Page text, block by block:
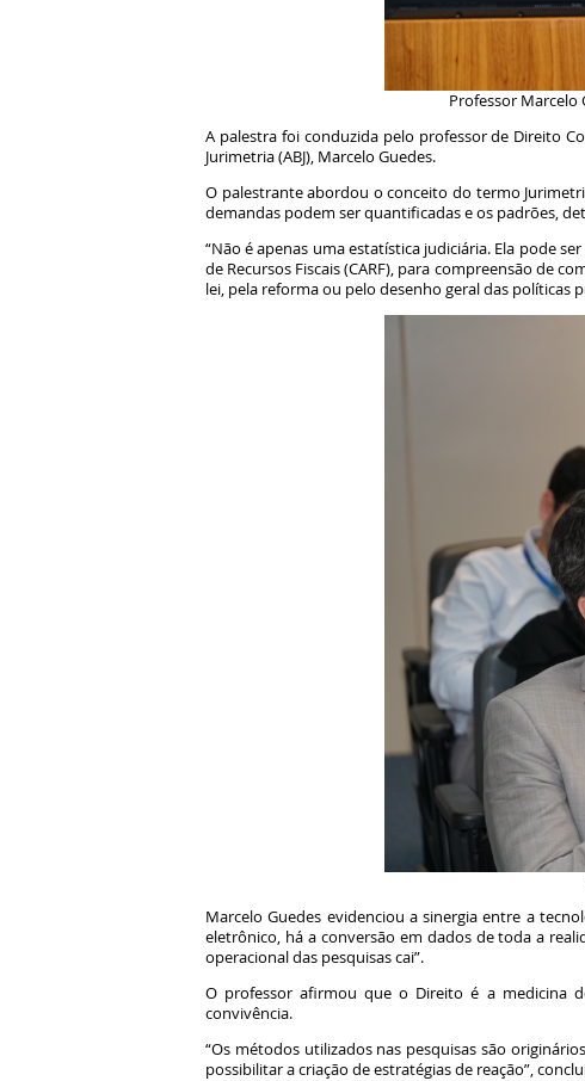
Professor Marcelo
A palestra foi conduzida pelo professor de Direito
Jurimetria (ABJ), Marcelo Guedes.
O palestrante abordou o conceito do termo
demandas podem ser quantificadas e os padrões,
“Não é apenas uma estatística judiciária. Ela pode
de Recursos Fiscais (CARF), para compreensão de
lei, pela reforma ou pelo desenho geral das políticas
Marcelo Guedes evidenciou a sinergia entre a
eletrônico, há a conversão em dados de toda a
operacional das pesquisas cai”.
O professor afirmou que o Direito é a medicina
convivência.
“Os métodos utilizados nas pesquisas são
possibilitar a criação de estratégias de reação”,